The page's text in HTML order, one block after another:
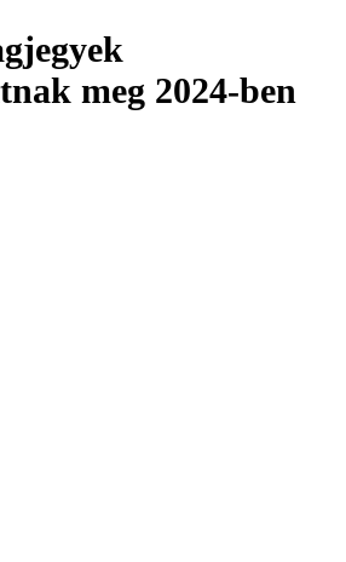
meg 2024-ben